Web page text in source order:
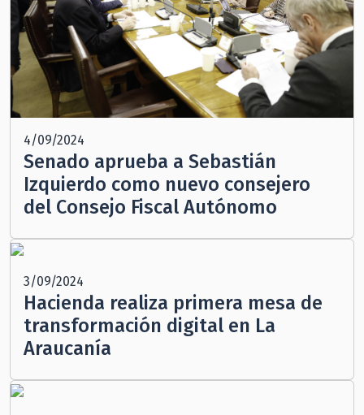
4/09/2024
Senado aprueba a Sebastián
Izquierdo como nuevo consejero
del Consejo Fiscal Autónomo
3/09/2024
Hacienda realiza primera mesa de
transformación digital en La
Araucanía